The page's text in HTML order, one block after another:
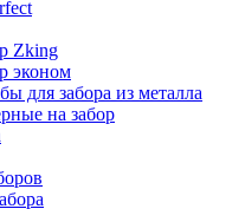
Zking
эконом
для забора из металла
на забор